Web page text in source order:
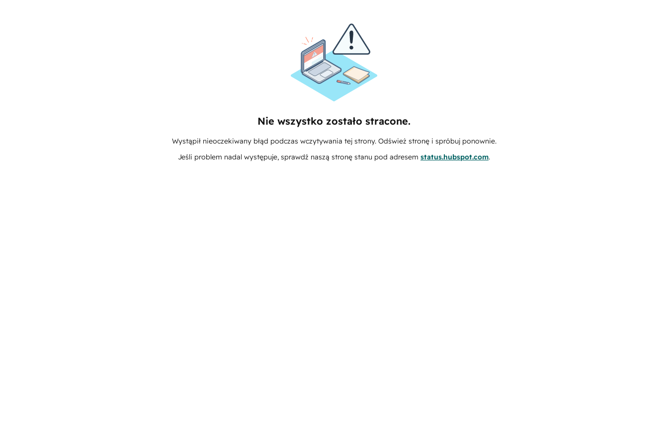
Nie wszystko zostało stracone.
Wystąpił nieoczekiwany błąd podczas wczytywania tej strony. Odśwież stronę i spróbuj ponownie.
Jeśli problem nadal występuje, sprawdź naszą stronę stanu pod adresem status.hubspot.com.